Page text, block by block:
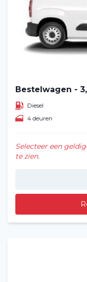
Bestelwagen -
Diesel
4 deuren
Selecteer een
te zien.